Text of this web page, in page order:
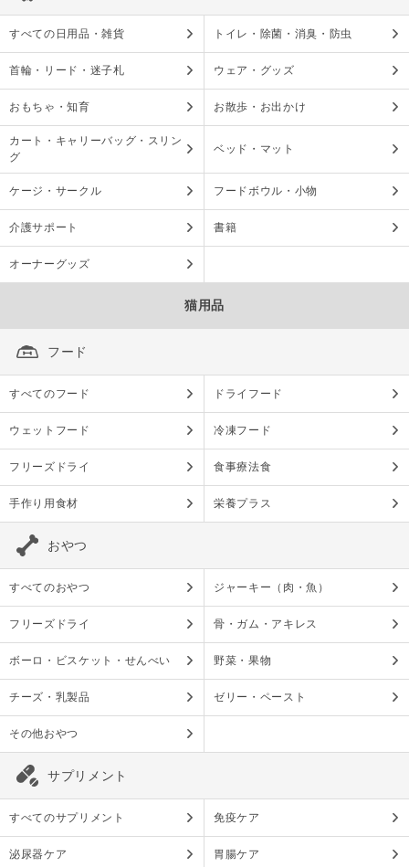
すべての日用品・雑貨 トイレ・除菌・消臭・防虫
首輪・リード・迷子札 ウェア・グッズ
おもちゃ・知育 お散歩・お出かけ
カート・キャリーバッグ・スリン
グ
ベッド・マット
ケージ・サークル フードボウル・小物
介護サポート 書籍
オーナーグッズ
猫用品
フード
すべてのフード ドライフード
ウェットフード 冷凍フード
フリーズドライ 食事療法食
手作り用食材 栄養プラス
おやつ
すべてのおやつ ジャーキー（肉・魚）
フリーズドライ 骨・ガム・アキレス
ボーロ・ビスケット・せんべい 野菜・果物
チーズ・乳製品 ゼリー・ペースト
その他おやつ
サプリメント
すべてのサプリメント 免疫ケア
泌尿器ケア 胃腸ケア